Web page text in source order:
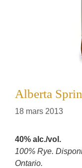
Alberta
18 mars 2013
40% alc./vol.
100% Rye.
Ontario.